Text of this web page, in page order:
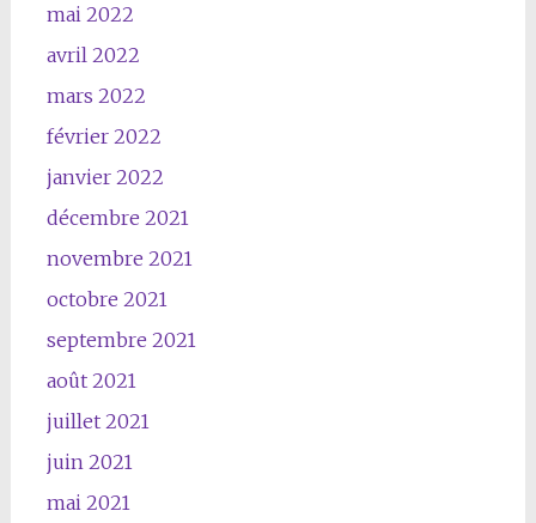
mai 2022
avril 2022
mars 2022
février 2022
janvier 2022
décembre 2021
novembre 2021
octobre 2021
septembre 2021
août 2021
juillet 2021
juin 2021
mai 2021